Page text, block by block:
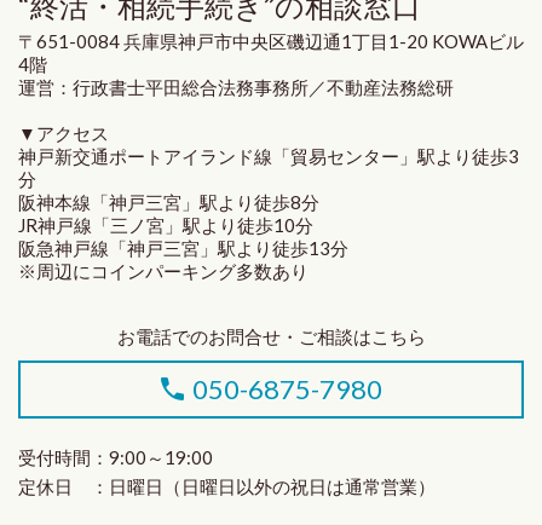
〒651-0084 兵庫県神戸市中央区磯辺通1丁目1-20 KOWAビル
4階
運営：行政書士平田総合法務事務所／不動産法務総研
▼アクセス
神戸新交通ポートアイランド線「貿易センター」駅より徒歩3
分
阪神本線「神戸三宮」駅より徒歩8分
JR神戸線「三ノ宮」駅より徒歩10分
阪急神戸線「神戸三宮」駅より徒歩13分
※周辺にコインパーキング多数あり
お電話でのお問合せ・ご相談はこちら
050-6875-7980
受付時間：9:00～19:00
定休日 ：日曜日（日曜日以外の祝日は通常営業）